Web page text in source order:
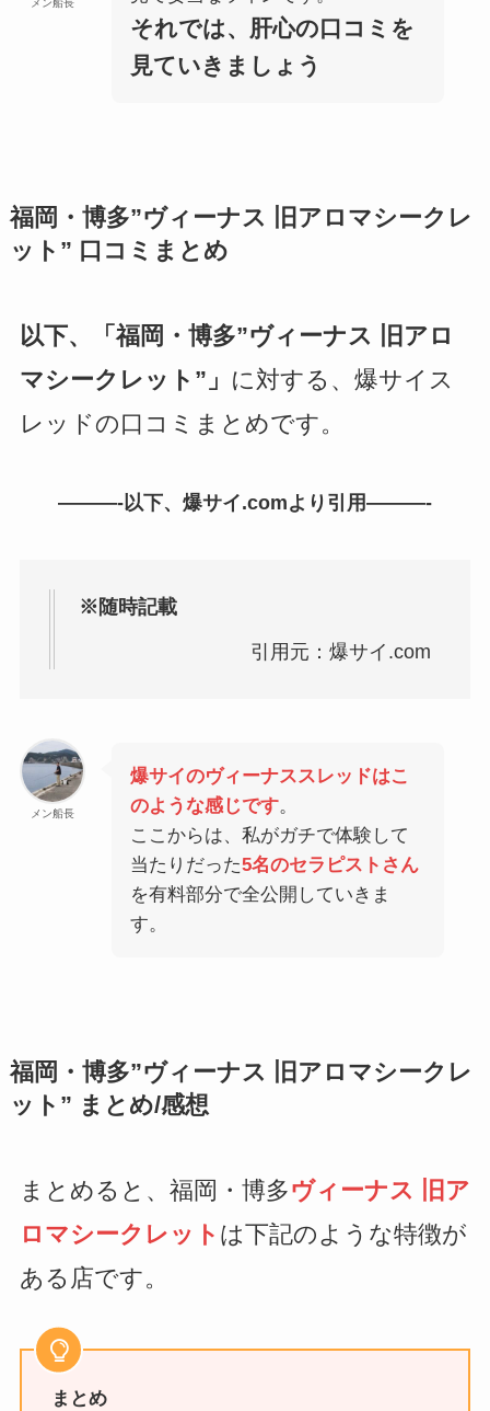
メン船長
それでは、肝心の口コミを
見ていきましょう
福岡・博多”ヴィーナス 旧アロマシークレ
ット” 口コミまとめ
以下、「福岡・博多”ヴィーナス 旧アロ
マシークレット”」 に対する、爆サイス
レッドの口コミまとめです。
———-以下、爆サイ.comより引用———-
※随時記載
引用元：爆サイ.com
メン船長
爆サイのヴィーナススレッドはこ
のような感じです。
ここからは、私がガチで体験して
当たりだった5名のセラピストさん
を有料部分で全公開していきま
す。
福岡・博多”ヴィーナス 旧アロマシークレ
ット” まとめ/感想
まとめると、福岡・博多ヴィーナス 旧ア
ロマシークレット は下記のような特徴が
ある店です。
まとめ